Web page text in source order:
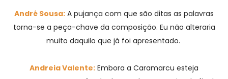
André Sousa: A pujança com que são ditas as palavras
torna-se a peça-chave da composição. Eu não alteraria
muito daquilo que já foi apresentado.
Andreia Valente: Embora a Caramarcu esteja